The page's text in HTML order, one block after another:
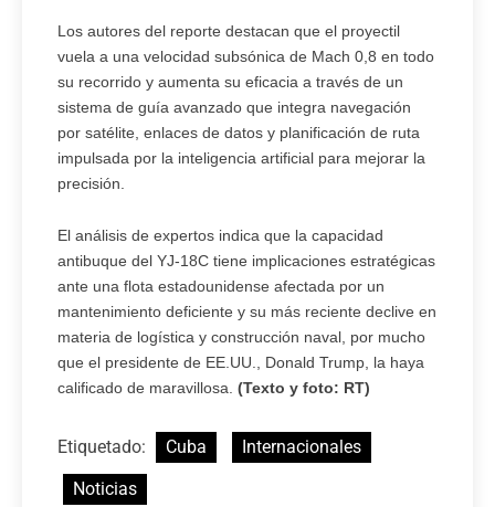
Los autores del reporte destacan que el proyectil
vuela a una velocidad subsónica de Mach 0,8 en todo
su recorrido y aumenta su eficacia a través de un
sistema de guía avanzado que integra navegación
por satélite, enlaces de datos y planificación de ruta
impulsada por la inteligencia artificial para mejorar la
precisión.
El análisis de expertos indica que la capacidad
antibuque del YJ-18C tiene implicaciones estratégicas
ante una flota estadounidense afectada por un
mantenimiento deficiente y su más reciente declive en
materia de logística y construcción naval, por mucho
que el presidente de EE.UU., Donald Trump, la haya
calificado de maravillosa. (Texto y foto: RT)
Etiquetado: Cuba
Internacionales
Noticias